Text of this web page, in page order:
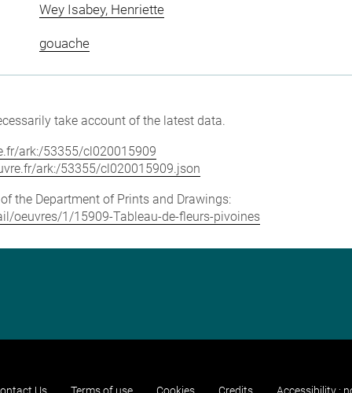
Wey Isabey, Henriette
gouache
take account of the latest data.
ark:/53355/cl020015909
ark:/53355/cl020015909.json
the Department of Prints and Drawings:
oeuvres/1/15909-Tableau-de-fleurs-pivoines